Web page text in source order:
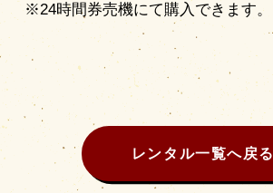
※24時間券売機にて購入できます。
レンタル一覧へ戻る